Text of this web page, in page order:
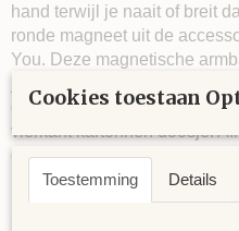
hand terwijl je naait of breit
ronde magneet uit de
You. Deze magnetische
die compatibel is met de
vierkant kartonnen doosje.
een plaat van 4 cm diameter
Cookies toestaan
Toestemming Details